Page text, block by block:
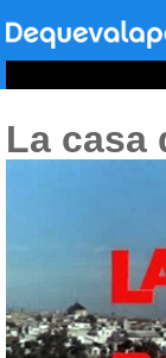
La casa